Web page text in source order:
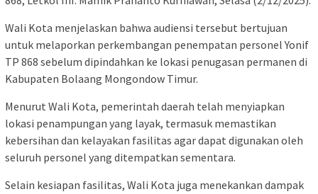
Wali Kota menjelaskan bahwa audiensi tersebut bertujuan
untuk melaporkan perkembangan penempatan personel Yonif
TP 868 sebelum dipindahkan ke lokasi penugasan permanen di
Kabupaten Bolaang Mongondow Timur.
Menurut Wali Kota, pemerintah daerah telah menyiapkan
lokasi penampungan yang layak, termasuk memastikan
kebersihan dan kelayakan fasilitas agar dapat digunakan oleh
seluruh personel yang ditempatkan sementara.
Selain kesiapan fasilitas, Wali Kota juga menekankan dampak